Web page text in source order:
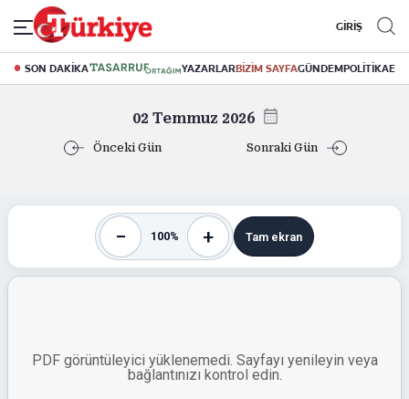
GİRİŞ
SON DAKİKA YAZARLARBİZİM SAYFAGÜNDEMPOLİTİKA
Önceki Gün
02 Temmuz 2026
Sonraki Gün
− 100% + Tam ekran
PDF görüntüleyici yüklenemedi. Sayfayı yenileyin veya
bağlantınızı kontrol edin.